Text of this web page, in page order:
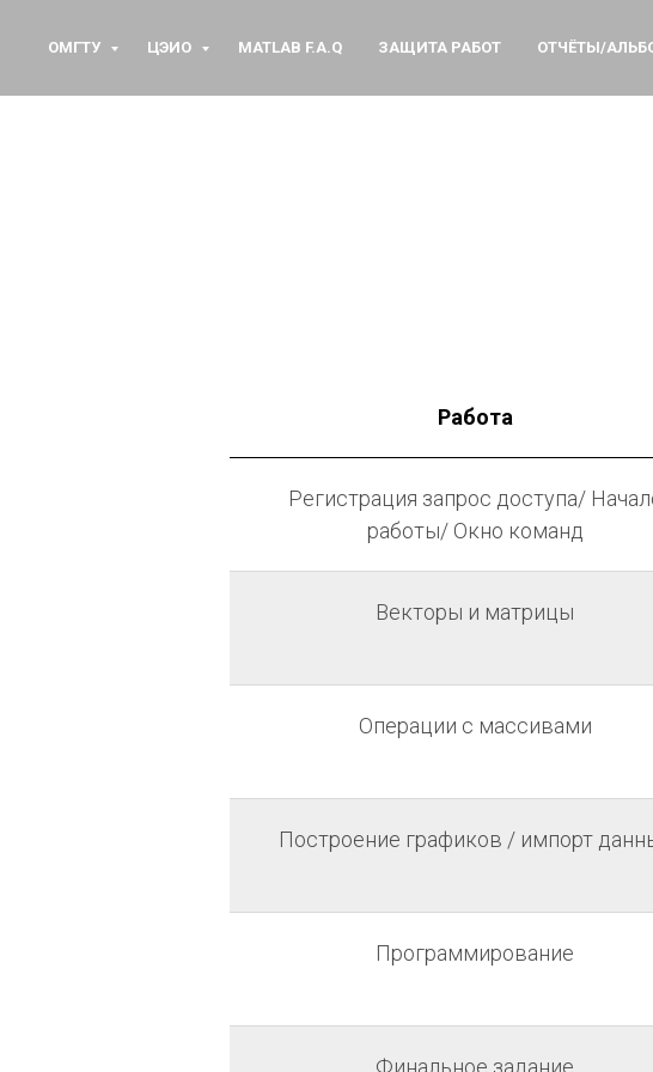
ОМГТУ ЦЭИО MATLAB F.A.Q ЗАЩИТА РАБОТ ОТЧЁТЫ/
Работа
Регистрация запрос доступа/
работы/ Окно команд
Векторы и матрицы
Операции с массивами
Построение графиков / импорт
Программирование
Финальное задание